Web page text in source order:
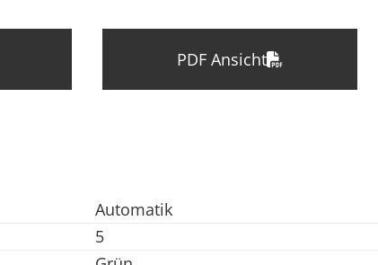
PDF Ansicht
Automatik
5